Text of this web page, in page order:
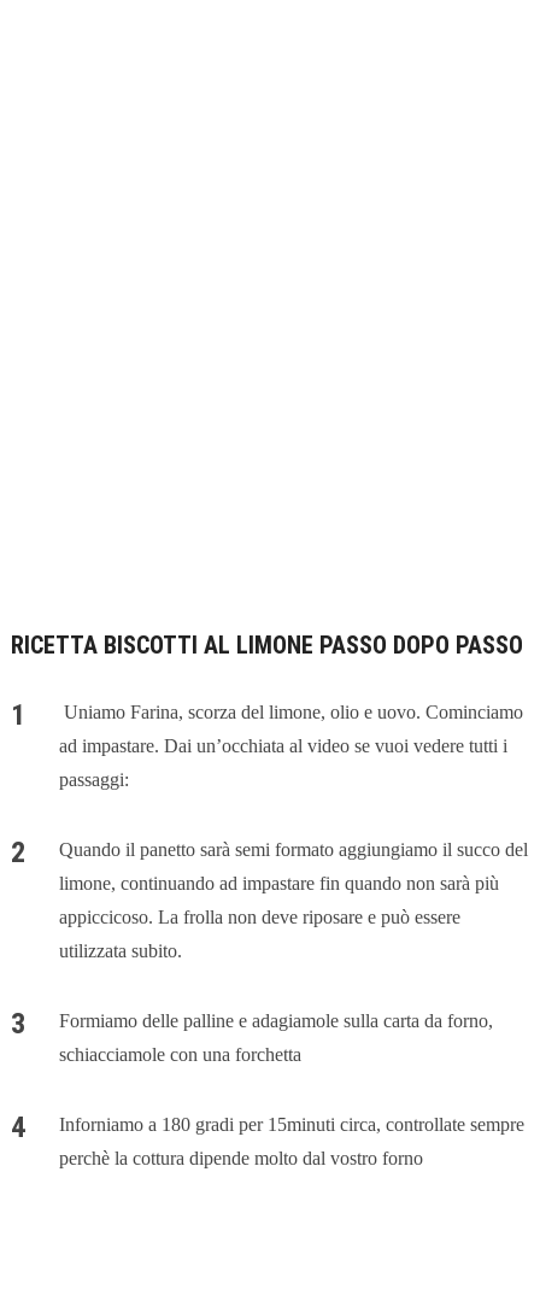
RICETTA BISCOTTI AL LIMONE PASSO DOPO PASSO
Uniamo Farina, scorza del limone, olio e uovo. Cominciamo
ad impastare. Dai un’occhiata al video se vuoi vedere tutti i
passaggi:
Quando il panetto sarà semi formato aggiungiamo il succo del
limone, continuando ad impastare fin quando non sarà più
appiccicoso. La frolla non deve riposare e può essere
utilizzata subito.
Formiamo delle palline e adagiamole sulla carta da forno,
schiacciamole con una forchetta
Inforniamo a 180 gradi per 15minuti circa, controllate sempre
perchè la cottura dipende molto dal vostro forno